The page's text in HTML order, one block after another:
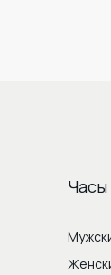
Часы